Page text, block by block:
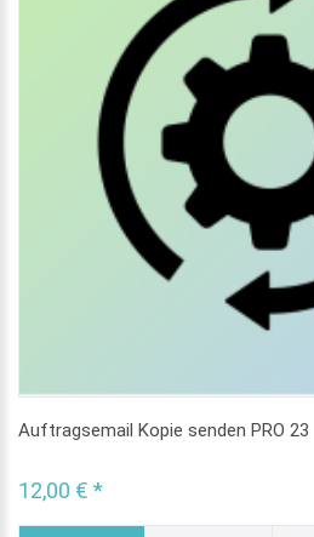
Auftragsemail Kopie senden PRO 23
12,00 € *